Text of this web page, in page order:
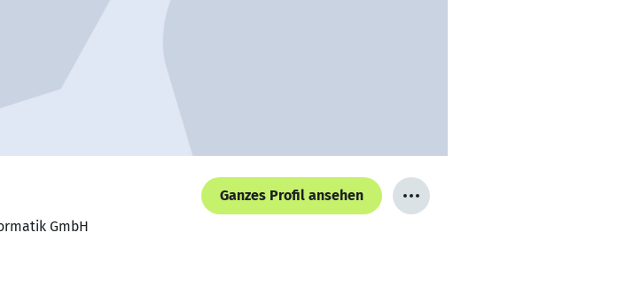
Ganzes Profil ansehen
GmbH